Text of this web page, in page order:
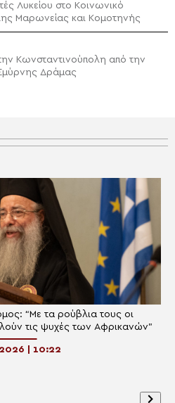
Λυκείου στο Κοινωνικό
Μαρωνείας και Κομοτηνής
Κωνσταντινούπολη από την
Δράμας
“Με τα ρούβλια τους οι
τις ψυχές των Αφρικανών”
| 10:22